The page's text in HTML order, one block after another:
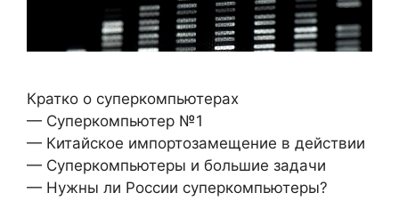
Кратко о суперкомпьютерах
— Суперкомпьютер №1
— Китайское импортозамещение в действии
— Суперкомпьютеры и большие задачи
— Нужны ли России суперкомпьютеры?